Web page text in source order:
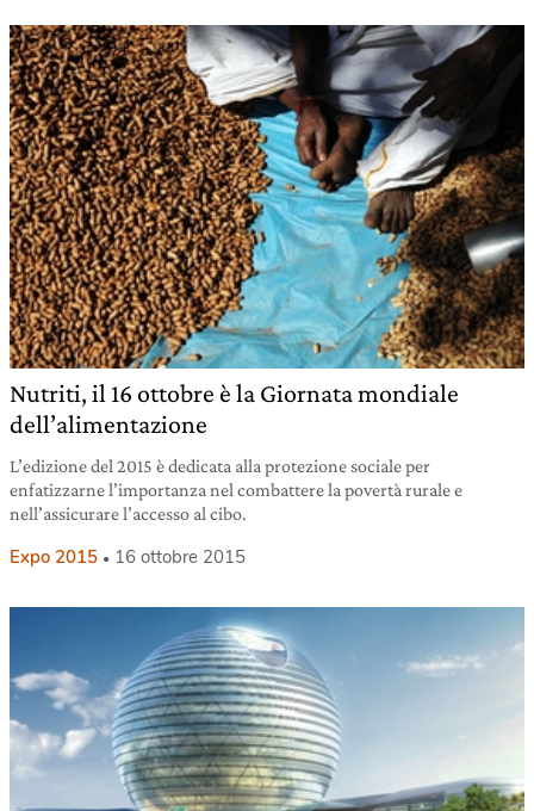
Nutriti, il 16 ottobre è la Giornata mondiale
dell’alimentazione
L’edizione del 2015 è dedicata alla protezione sociale per
enfatizzarne l’importanza nel combattere la povertà rurale e
nell’assicurare l’accesso al cibo.
Expo 2015 16 ottobre 2015